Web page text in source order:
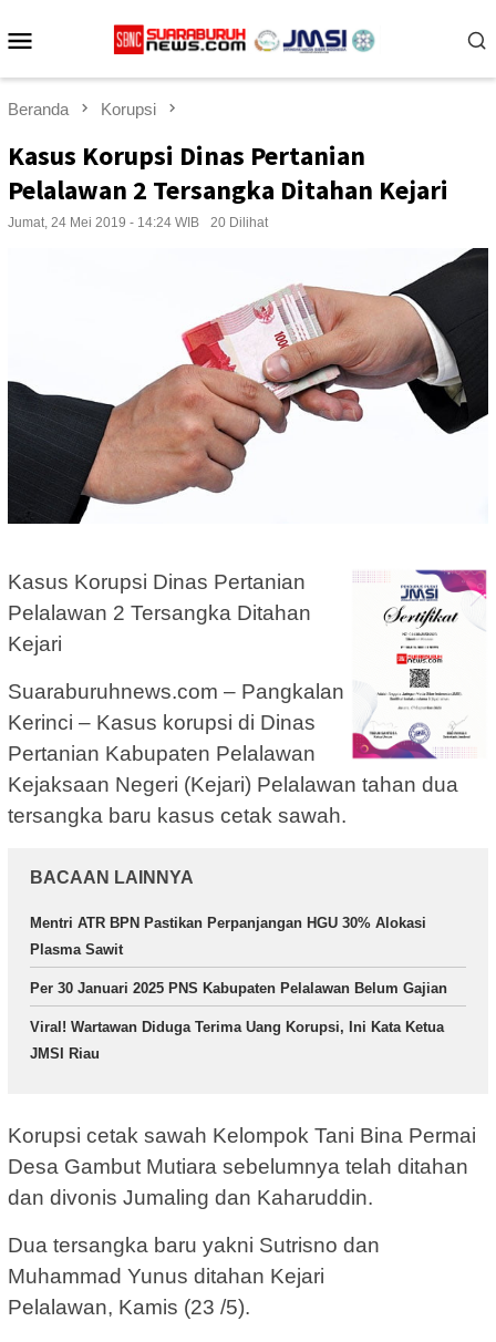
ke
Beranda Korupsi
Kasus Korupsi Dinas Pertanian
Pelalawan 2 Tersangka Ditahan Kejari
Jumat, 24 Mei 2019 - 14:24 WIB 20 Dilihat
Kasus Korupsi Dinas Pertanian
Pelalawan 2 Tersangka Ditahan
Kejari
Suaraburuhnews.com – Pangkalan
Kerinci – Kasus korupsi di Dinas
Pertanian Kabupaten Pelalawan
Kejaksaan Negeri (Kejari) Pelalawan tahan dua
tersangka baru kasus cetak sawah.
BACAAN LAINNYA
Mentri ATR BPN Pastikan Perpanjangan HGU 30% Alokasi
Plasma Sawit
Per 30 Januari 2025 PNS Kabupaten Pelalawan Belum Gajian
Viral! Wartawan Diduga Terima Uang Korupsi, Ini Kata Ketua
JMSI Riau
Korupsi cetak sawah Kelompok Tani Bina Permai
Desa Gambut Mutiara sebelumnya telah ditahan
dan divonis Jumaling dan Kaharuddin.
Dua tersangka baru yakni Sutrisno dan
Muhammad Yunus ditahan Kejari
Pelalawan, Kamis (23 /5).